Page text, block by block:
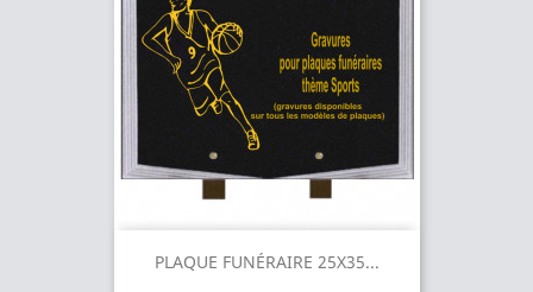
PLAQUE FUNÉRAIRE 25X35...